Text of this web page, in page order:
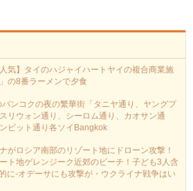
気】タイのハジャイハートヤイの複合商業施
の8番ラーメンで夕食
バンコクの夜の繁華街「タニヤ通り、ヤングプ
リウォン通り、シーロム通り、カオサン通
ビット通り各ソイBangkok
がロシア南部のリゾート地にドローン攻撃！
ト地ゲレンジーク近郊のビーチ！子ども3人含
に‐オデーサにも攻撃が・ウクライナ戦争はい